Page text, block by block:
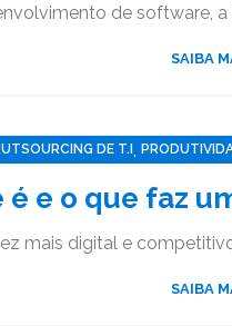
de software, a
SAIBA
DE T.I,
é e o que faz
mais digital e
SAIBA